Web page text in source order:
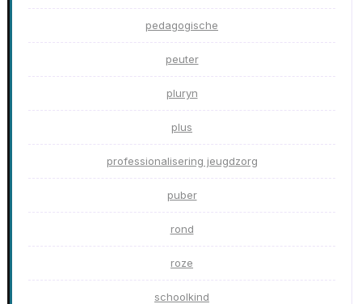
pedagogische
peuter
pluryn
plus
professionalisering jeugdzorg
puber
rond
roze
schoolkind